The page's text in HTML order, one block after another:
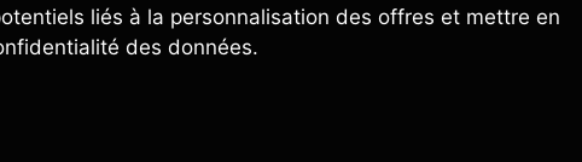
liés à la personnalisation des offres et mettre en
des données.